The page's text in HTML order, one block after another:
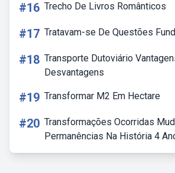
#16 Trecho De Livros Românticos
#17 Tratavam-se De Questões
#18 Transporte Dutoviário
Desvantagens
#19 Transformar M2 Em Hectare
#20 Transformações Ocorridas
Permanências Na História 4